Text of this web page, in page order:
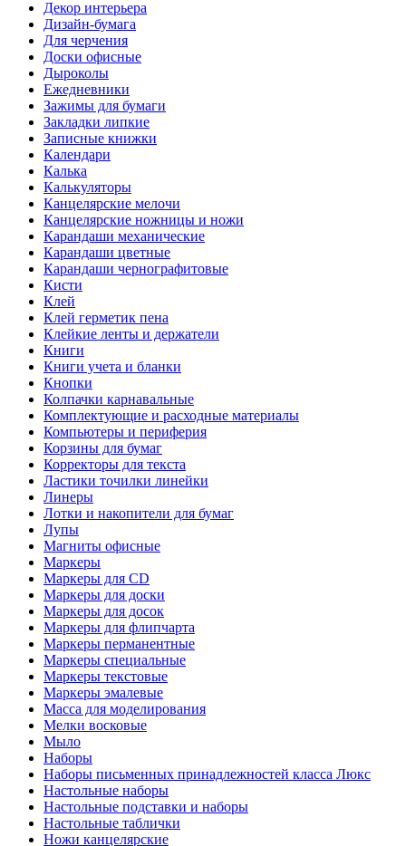
Декор интерьера
Дизайн-бумага
Для черчения
Доски офисные
Дыроколы
Ежедневники
Зажимы для бумаги
Закладки липкие
Записные книжки
Календари
Калька
Калькуляторы
Канцелярские мелочи
Канцелярские ножницы и ножи
Карандаши механические
Карандаши цветные
Карандаши чернографитовые
Кисти
Клей
Клей герметик пена
Клейкие ленты и держатели
Книги
Книги учета и бланки
Кнопки
Колпачки карнавальные
Комплектующие и расходные материалы
Компьютеры и периферия
Корзины для бумаг
Корректоры для текста
Ластики точилки линейки
Линеры
Лотки и накопители для бумаг
Лупы
Магниты офисные
Маркеры
Маркеры для CD
Маркеры для доски
Маркеры для досок
Маркеры для флипчарта
Маркеры перманентные
Маркеры специальные
Маркеры текстовые
Маркеры эмалевые
Масса для моделирования
Мелки восковые
Мыло
Наборы
Наборы письменных принадлежностей класса Люкс
Настольные наборы
Настольные подставки и наборы
Настольные таблички
Ножи канцелярские